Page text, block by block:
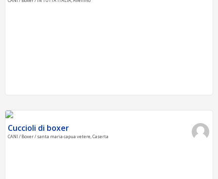
Cuccioli di boxer
CANI / Boxer / santa maria capua vetere, Caserta